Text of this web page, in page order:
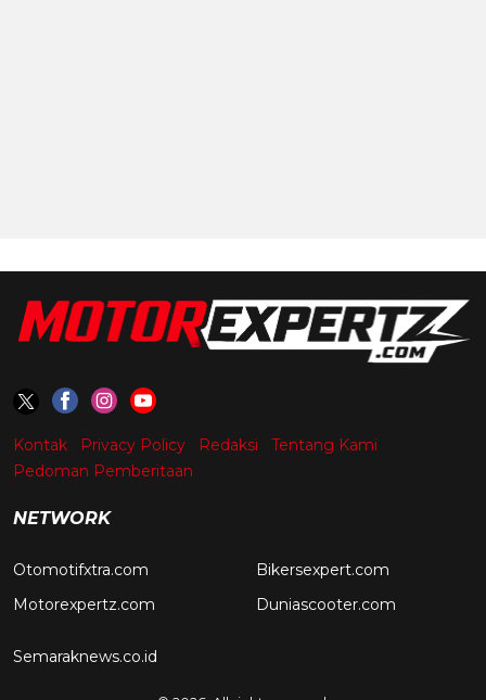
Kontak Privacy Policy Redaksi
Tentang Kami
Pedoman Pemberitaan
NETWORK
Otomotifxtra.com
Motorexpertz.com
Bikersexpert.com
Duniascooter.com
Semaraknews.co.id